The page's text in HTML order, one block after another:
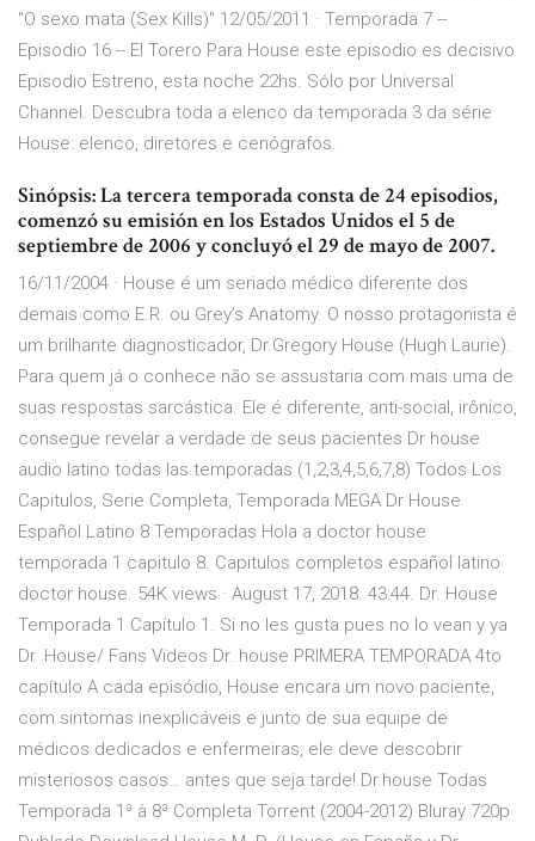
"O sexo mata (Sex Kills)" 12/05/2011 · Temporada 7 --
Episodio 16 -- El Torero Para House este episodio es decisivo
Episodio Estreno, esta noche 22hs. Sólo por Universal
Channel. Descubra toda a elenco da temporada 3 da série
House: elenco, diretores e cenógrafos.
Sinópsis: La tercera temporada consta de 24 episodios,
comenzó su emisión en los Estados Unidos el 5 de
septiembre de 2006 y concluyó el 29 de mayo de 2007.
16/11/2004 · House é um seriado médico diferente dos
demais como E.R. ou Grey’s Anatomy. O nosso protagonista é
um brilhante diagnosticador, Dr.Gregory House (Hugh Laurie).
Para quem já o conhece não se assustaria com mais uma de
suas respostas sarcástica. Ele é diferente, anti-social, irônico,
consegue revelar a verdade de seus pacientes Dr house
audio latino todas las temporadas (1,2,3,4,5,6,7,8) Todos Los
Capitulos, Serie Completa, Temporada MEGA Dr House
Español Latino 8 Temporadas Hola a doctor house
temporada 1 capitulo 8. Capitulos completos español latino
doctor house. 54K views · August 17, 2018. 43:44. Dr. House
Temporada 1 Capítulo 1. Si no les gusta pues no lo vean y ya
Dr. House/ Fans Videos Dr. house PRIMERA TEMPORADA 4to
capítulo A cada episódio, House encara um novo paciente,
com sintomas inexplicáveis e junto de sua equipe de
médicos dedicados e enfermeiras, ele deve descobrir
misteriosos casos… antes que seja tarde! Dr.house Todas
Temporada 1ª à 8ª Completa Torrent (2004-2012) Bluray 720p